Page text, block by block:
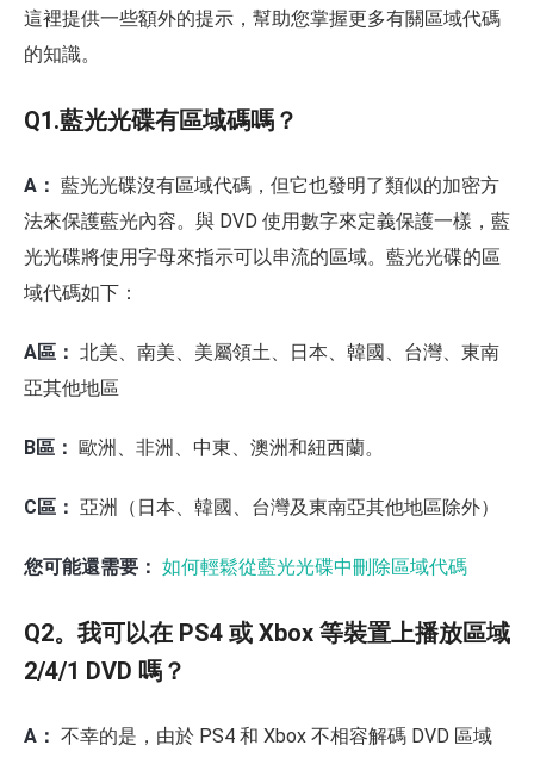
這裡提供一些額外的提示，幫助您掌握更多有關區域代碼
的知識。
Q1.藍光光碟有區域碼嗎？
A： 藍光光碟沒有區域代碼，但它也發明了類似的加密方
法來保護藍光內容。與 DVD 使用數字來定義保護一樣，藍
光光碟將使用字母來指示可以串流的區域。藍光光碟的區
域代碼如下：
A區： 北美、南美、美屬領土、日本、韓國、台灣、東南
亞其他地區
B區： 歐洲、非洲、中東、澳洲和紐西蘭。
C區： 亞洲（日本、韓國、台灣及東南亞其他地區除外）
您可能還需要： 如何輕鬆從藍光光碟中刪除區域代碼
Q2。我可以在 PS4 或 Xbox 等裝置上播放區域
2/4/1 DVD 嗎？
A： 不幸的是，由於 PS4 和 Xbox 不相容解碼 DVD 區域